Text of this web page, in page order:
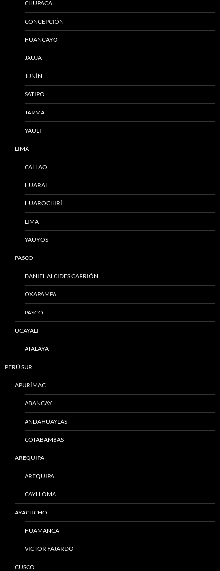
CHUPACA
CONCEPCIÓN
HUANCAYO
JAUJA
JUNÍN
SATIPO
TARMA
YAULI
LIMA
CALLAO
HUARAL
HUAROCHIRÍ
LIMA
YAUYOS
PASCO
DANIEL ALCIDES CARRIÓN
OXAPAMPA
PASCO
UCAYALI
ATALAYA
PERÚ SUR
APURÍMAC
ABANCAY
ANDAHUAYLAS
COTABAMBAS
AREQUIPA
AREQUIPA
CAYLLOMA
AYACUCHO
HUAMANGA
VICTOR FAJARDO
CUSCO